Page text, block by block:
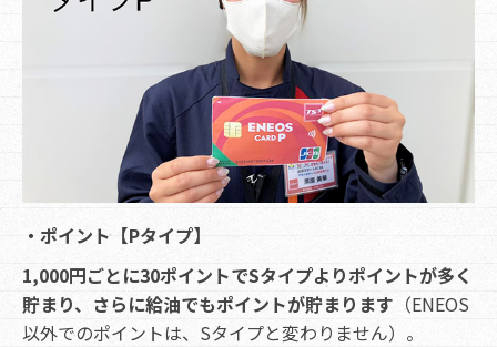
・ポイント【Pタイプ】
1,000円ごとに30ポイントでSタイプよりポイントが多く
貯まり、さらに給油でもポイントが貯まります （ENEOS
以外でのポイントは、Sタイプと変わりません）。